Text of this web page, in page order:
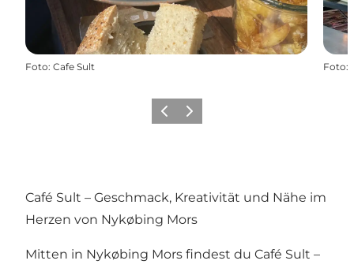
Foto: Cafe Sult Foto:
Vorherige Folie
Nächste Folie
Café Sult – Geschmack, Kreativität und Nähe im
Herzen von Nykøbing Mors
Mitten in Nykøbing Mors findest du Café Sult –